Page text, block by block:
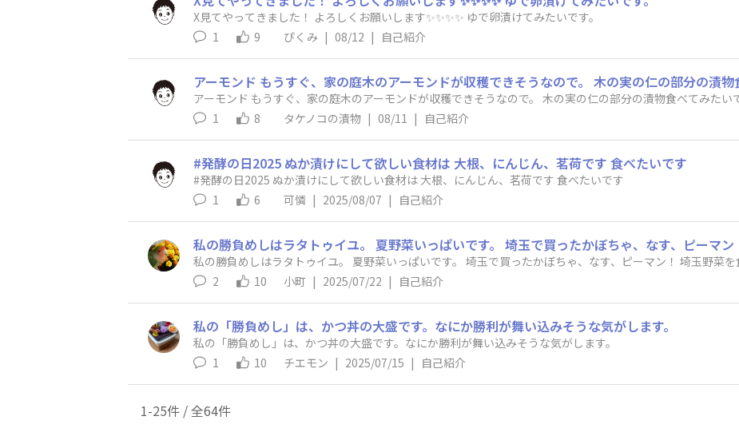
X見てやってきました！ よろしくお願いします✨✨✨✨ ゆで卵漬けてみたいです。
1
9 ぴくみ | 08/12 | 自己紹介
アーモンド もうすぐ、家の庭木のアーモンドが収穫できそうなので。 木の実の仁の部分の漬物
アーモンド もうすぐ、家の庭木のアーモンドが収穫できそうなので。 木の実の仁の部分の漬物食べてみたい
1
8 タケノコの漬物 | 08/11 | 自己紹介
#発酵の日2025 ぬか漬けにして欲しい食材は 大根、にんじん、茗荷です 食べたいです
#発酵の日2025 ぬか漬けにして欲しい食材は 大根、にんじん、茗荷です 食べたいです
1
6 可憐 | 2025/08/07 | 自己紹介
私の勝負めしはラタトゥイユ。 夏野菜いっぱいです。 埼玉で買ったかぼちゃ、なす、ピーマン！
2
10 小町 | 2025/07/22 | 自己紹介
私の「勝負めし」は、かつ丼の大盛です。なにか勝利が舞い込みそうな気がします。
私の「勝負めし」は、かつ丼の大盛です。なにか勝利が舞い込みそうな気がします。
1
10 チエモン | 2025/07/15 | 自己紹介
1-25件 / 全64件